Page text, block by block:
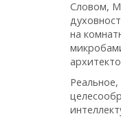
Словом,
на